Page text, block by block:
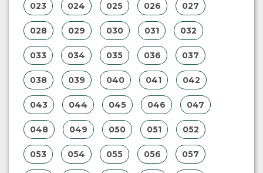
023 024 025 026 027
028 029 030 031 032
033 034 035 036 037
038 039 040 041 042
043 044 045 046 047
048 049 050 051 052
053 054 055 056 057